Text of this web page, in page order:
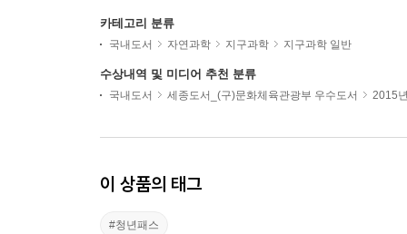
카테고리 분류
국내도서 자연과학 지구과학 지구과학 일반
수상내역 및 미디어 추천 분류
국내도서 세종도서_(구)문화체육관광부 우수도서 2015
이 상품의 태그
#청년패스